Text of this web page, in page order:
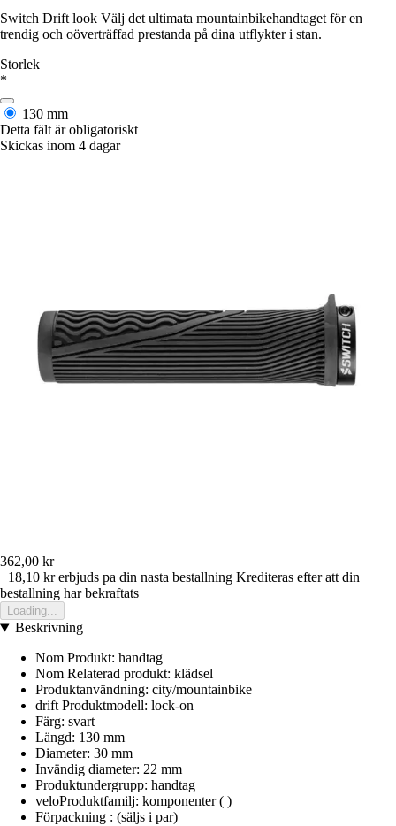
Switch Drift look Välj det ultimata mountainbikehandtaget för en
trendig och oöverträffad prestanda på dina utflykter i stan.
Storlek
*
130 mm
Detta fält är obligatoriskt
Skickas inom 4 dagar
362,00 kr
+18,10 krerbjuds pa din nasta bestallning Krediteras efter att din
bestallning har bekraftats
Loading...
Beskrivning
Nom Produkt: handtag
Nom Relaterad produkt: klädsel
Produktanvändning: city/mountainbike
drift Produktmodell: lock-on
Färg: svart
Längd: 130 mm
Diameter: 30 mm
Invändig diameter: 22 mm
Produktundergrupp: handtag
veloProduktfamilj: komponenter ( )
Förpackning : (säljs i par)